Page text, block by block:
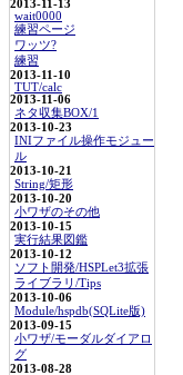
2013-11-13
wait0000
練習ページ
ワッツ?
練習
2013-11-10
TUT/calc
2013-11-06
ネタ収集BOX/1
2013-10-23
INIファイル操作モジュー
ル
2013-10-21
String/矩形
2013-10-20
小ワザのその他
2013-10-15
実行結果図鑑
2013-10-12
ソフト開発/HSPLet3拡張
ライブラリ/Tips
2013-10-06
Module/hspdb(SQLite版)
2013-09-15
小ワザ/モーダルダイアロ
グ
2013-08-28